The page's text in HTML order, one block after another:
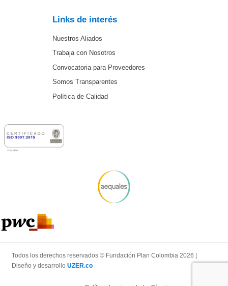
Links de interés
Nuestros Aliados
Trabaja con Nosotros
Convocatoria para Proveedores
Somos Transparentes
Política de Calidad
Todos los derechos reservados © Fundación Plan Colombia 2026 |
Diseño y desarrollo UZER.co